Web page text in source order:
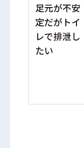
足元が不安
定だがトイ
レで排泄し
たい